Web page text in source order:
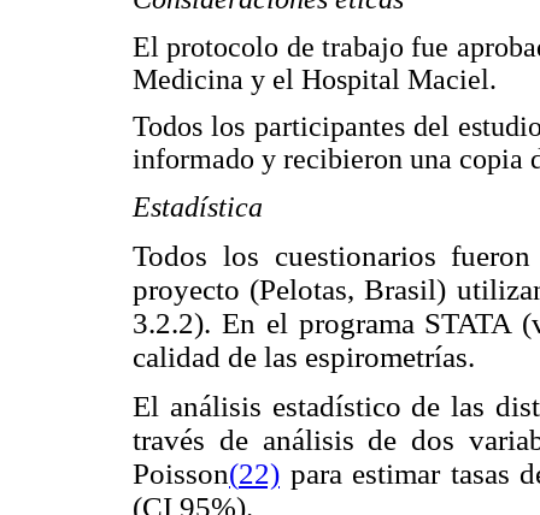
El protocolo de trabajo fue
Medicina y el Hospital Maciel.
Todos los participantes del
informado y recibieron una copia
Estadística
Todos los cuestionarios
proyecto (Pelotas, Brasil)
3.2.2). En el programa STATA
calidad de las espirometrías.
El análisis estadístico de las
través de análisis de dos
Poisson(22) para estimar tasas
(CI 95%).